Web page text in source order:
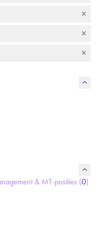
& MT-posities (0)